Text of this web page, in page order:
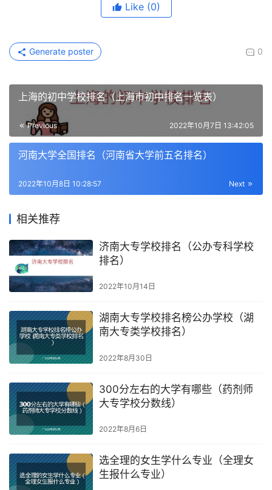
Like (0)
0
Generate poster
上海的初中学校排名（上海市初中排名一览表）
Previous 2022年10月7日 13:42:05
河南大学全国排名（河南省大学前五名排名）
Next
2022年10月8日 10:28:57
相关推荐
济南大专学校排名（公办专科学校
排名）
2022年10月14日
湖南大专学校排名榜公办学校（湖
南大专类学校排名）
2022年8月30日
300分左右的大学有哪些（药剂师
大专学校分数线）
2022年8月6日
选全理的女生学什么专业（全理女
生报什么专业）